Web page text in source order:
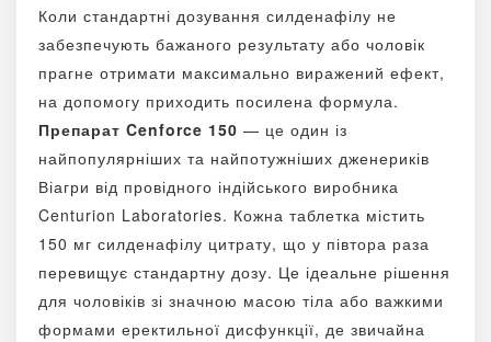
Коли стандартні дозування силденафілу не
забезпечують бажаного результату або чоловік
прагне отримати максимально виражений ефект,
на допомогу приходить посилена формула.
Препарат Cenforce 150 — це один із
найпопулярніших та найпотужніших дженериків
Віагри від провідного індійського виробника
Centurion Laboratories. Кожна таблетка містить
150 мг силденафілу цитрату, що у півтора раза
перевищує стандартну дозу. Це ідеальне рішення
для чоловіків зі значною масою тіла або важкими
формами еректильної дисфункції, де звичайна